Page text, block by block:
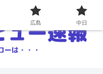
広島 中日